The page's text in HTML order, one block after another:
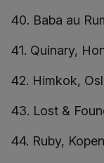
40. Baba au
41. Quinary,
42. Himkok,
43. Lost &
44. Ruby,